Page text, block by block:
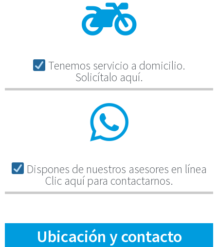
Tenemos servicio a domicilio.
Solicítalo aquí.
Dispones de nuestros asesores en línea
Clic aquí para contactarnos.
Ubicación y contacto